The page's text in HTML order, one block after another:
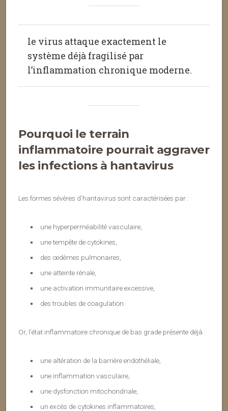
le virus attaque exactement le
système déjà fragilisé par
l’inflammation chronique moderne.
Pourquoi le terrain
inflammatoire pourrait aggraver
les infections à hantavirus
Les formes sévères d’hantavirus sont caractérisées par :
une hyperperméabilité vasculaire,
une tempête de cytokines,
des œdèmes pulmonaires,
une atteinte rénale,
une activation immunitaire excessive,
des troubles de coagulation.
Or, l’état inflammatoire chronique de bas grade présente déjà :
une altération de la barrière endothéliale,
une inflammation vasculaire,
une dysfonction mitochondriale,
un excès de cytokines inflammatoires,